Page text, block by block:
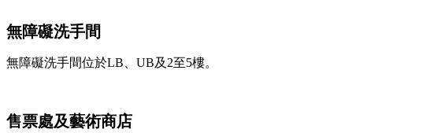
無障礙洗手間
無障礙洗手間位於LB、UB及2至5樓。
售票處及藝術商店